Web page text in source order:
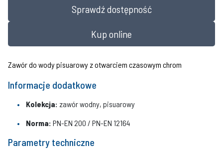
Sprawdź dostępność
Kup online
Zawór do wody pisuarowy z otwarciem czasowym chrom
Informacje dodatkowe
Kolekcja: zawór wodny, pisuarowy
Norma: PN-EN 200 / PN-EN 12164
Parametry techniczne